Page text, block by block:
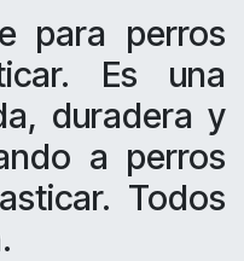
para perros
Es una
duradera y
a perros
Todos